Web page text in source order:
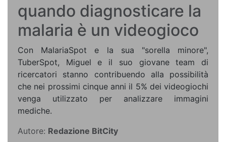
quando diagnosticare la
malaria è un videogioco
Con MalariaSpot e la sua "sorella minore",
TuberSpot, Miguel e il suo giovane team di
ricercatori stanno contribuendo alla possibilità
che nei prossimi cinque anni il 5% dei videogiochi
venga utilizzato per analizzare immagini
mediche.
Autore: Redazione BitCity